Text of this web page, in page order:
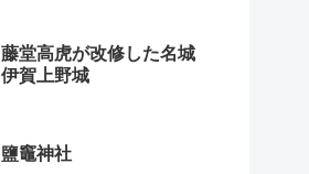
藤堂高虎が改修した名城
伊賀上野城
鹽竈神社